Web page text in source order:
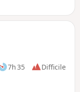
sucs.
7h 35
Difficile